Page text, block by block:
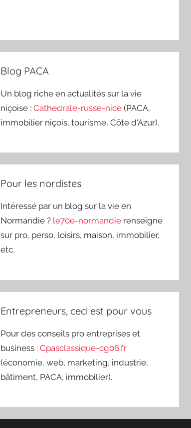
Blog PACA
Un blog riche en actualités sur la vie
niçoise :Cathedrale-russe-nice(PACA,
immobilier niçois, tourisme, Côte d'Azur).
Pour les nordistes
Intéressé par un blog sur la vie en
Normandie ? le70e-normandie renseigne
sur pro, perso, loisirs, maison, immobilier,
etc.
Entrepreneurs, ceci est pour vous
Pour des conseils pro entreprises et
business :Cpasclassique-cg06.fr
(économie, web, marketing, industrie,
bâtiment, PACA, immobilier).